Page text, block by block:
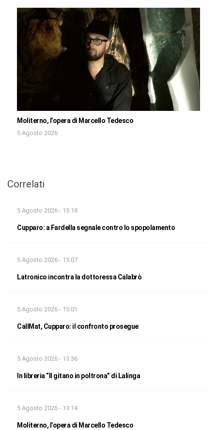
Moliterno, l’opera di Marcello Tedesco
5 Agosto 2026
Correlati
5 Agosto 2026 - 15:18
Cupparo: a Fardella segnale contro lo spopolamento
5 Agosto 2026 - 15:07
Latronico incontra la dottoressa Calabrò
5 Agosto 2026 - 15:01
CallMat, Cupparo: il confronto prosegue
5 Agosto 2026 - 13:36
In libreria “Il gitano in poltrona” di Lalinga
5 Agosto 2026 - 13:14
Moliterno, l’opera di Marcello Tedesco